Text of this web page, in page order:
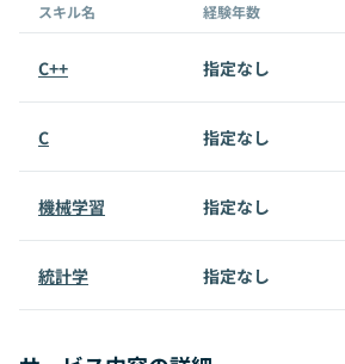
スキル名 経験年数
C++ 指定なし
C 指定なし
機械学習 指定なし
統計学 指定なし